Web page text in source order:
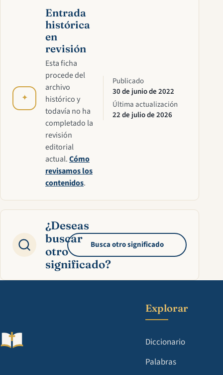
✦
Entrada
histórica
en
revisión
Esta ficha
procede del
archivo
histórico y
todavía no ha
completado la
revisión
editorial
actual.Cómo
revisamos los
contenidos.
Publicado
30 de junio de 2022
Última actualización
22 de julio de 2026
¿Deseas
buscar
otro
significado?
Busca otro significado
Explorar
Diccionario
Palabras